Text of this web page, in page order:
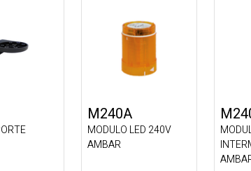
M240A
MODULO LED 240V
AMBAR